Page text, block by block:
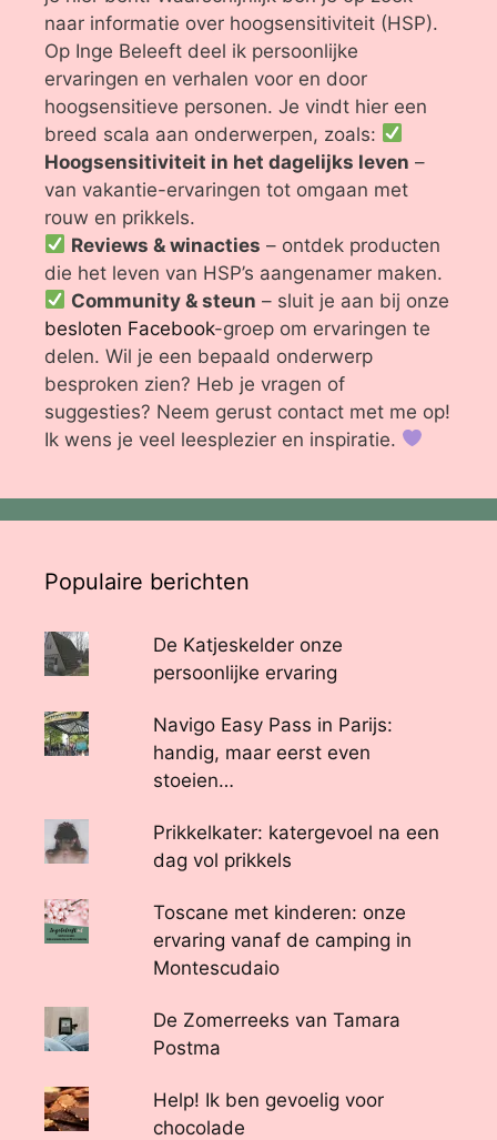
naar informatie over hoogsensitiviteit (HSP).
Op Inge Beleeft deel ik persoonlijke
ervaringen en verhalen voor en door
hoogsensitieve personen. Je vindt hier een
breed scala aan onderwerpen, zoals:
Hoogsensitiviteit in het dagelijks leven –
van vakantie-ervaringen tot omgaan met
rouw en prikkels.
Reviews & winacties – ontdek producten
die het leven van HSP’s aangenamer maken.
Community & steun – sluit je aan bij onze
besloten Facebook-groep om ervaringen te
delen. Wil je een bepaald onderwerp
besproken zien? Heb je vragen of
suggesties? Neem gerust contact met me op!
Ik wens je veel leesplezier en inspiratie.
Populaire berichten
De Katjeskelder onze
persoonlijke ervaring
Navigo Easy Pass in Parijs:
handig, maar eerst even
stoeien…
Prikkelkater: katergevoel na een
dag vol prikkels
Toscane met kinderen: onze
ervaring vanaf de camping in
Montescudaio
De Zomerreeks van Tamara
Postma
Help! Ik ben gevoelig voor
chocolade